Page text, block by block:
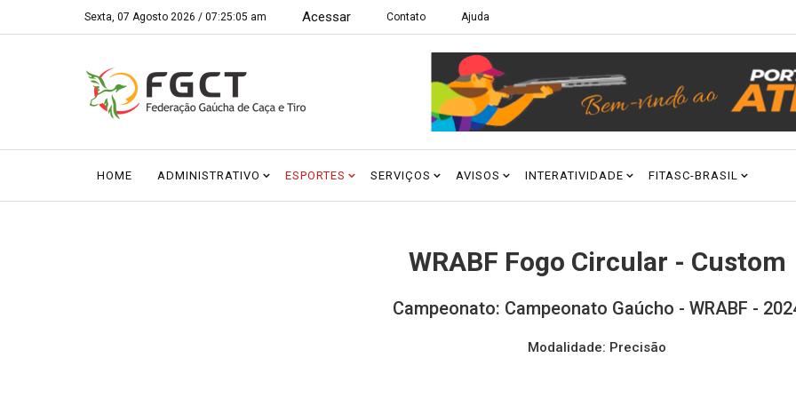
Sexta, 07 Agosto 2026 / 07:25:05 am Acessar Contato Ajuda
HOME ADMINISTRATIVO ESPORTES SERVIÇOS AVISOS INTERATIVIDADE FITASC-BRASIL
WRABF Fogo Circular - Custom
Campeonato: Campeonato Gaúcho - WRABF -
Modalidade: Precisão